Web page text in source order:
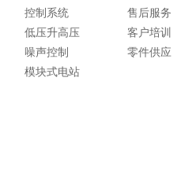
控制系统
低压升高压
噪声控制
模块式电站
售后服务
客户培训
零件供应